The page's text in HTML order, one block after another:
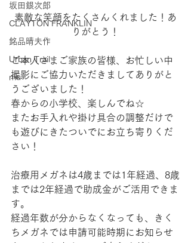
坂田銀次郎
CLAYTON FRANKLIN
銘品晴夫作
Urban Trail
mu
素敵な笑顔をたくさんくれました！あ
りがとう！
ご本人さまご家族の皆様、お忙しい中
撮影にご協力いただきましてありがと
うございました！
春からの小学校、楽しんでね☆
またお手入れや掛け具合の調整だけで
も遊びにきたついでにお立ち寄りくだ
さい！
治療用メガネは4歳までは1年経過、8歳
までは2年経過で助成金がご活用できま
す。
経過年数が分からなくなっても、きく
ちメガネでは申請可能時期にお知らせ